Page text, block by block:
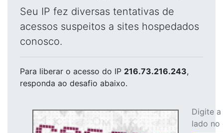
Seu IP fez diversas tentativas de
acessos suspeitos a sites hospedados
conosco.
Para liberar o acesso do IP 216.73.216.243,
responda ao desafio abaixo.
Digite
lado no